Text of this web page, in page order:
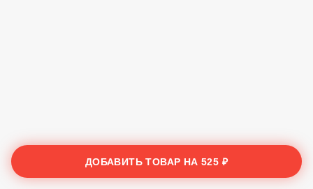
ДОБАВИТЬ ТОВАР НА525 ₽